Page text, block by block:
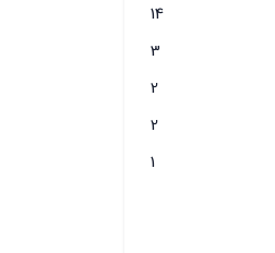
14
3
2
2
1